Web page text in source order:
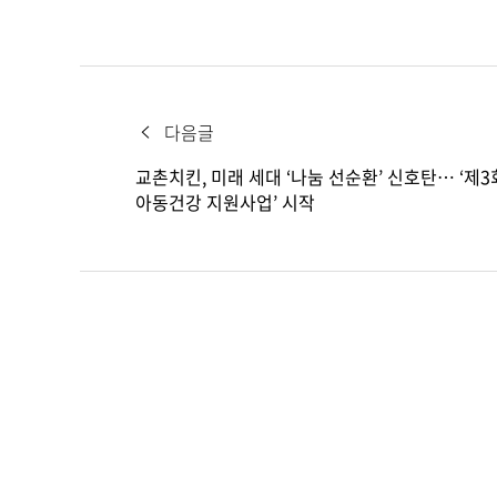
다음글
교촌치킨, 미래 세대 ‘나눔 선순환’ 신호탄… ‘제3
아동건강 지원사업’ 시작